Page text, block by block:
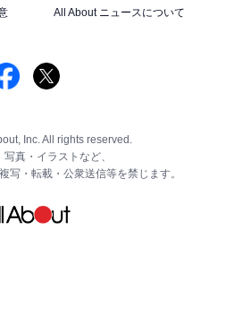
All About ニュースについて
Inc. All rights reserved.
真・イラストなど、
写・転載・公衆送信等を禁じます。